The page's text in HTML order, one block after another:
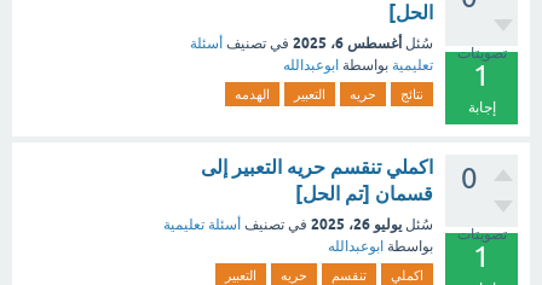
تصويتات
1
إجابة
الحل]
سُئل أغسطس 6، 2025 في تصنيف أسئلة
تعليمية بواسطة ابوعبدالله
نتائج حريه التعبير الهدمه
0
تصويتات
1
اكملي تنقسم حريه التعبير إلى
قسمان [تم الحل]
سُئل يوليو 26، 2025 في تصنيف أسئلة تعليمية
بواسطة ابوعبدالله
اكملي تنقسم حريه
التعبير